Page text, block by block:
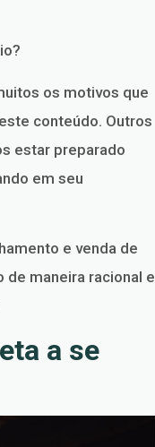
os motivos que
conteúdo. Outros
estar preparado
em seu
e venda de
de maneira racional e
a se